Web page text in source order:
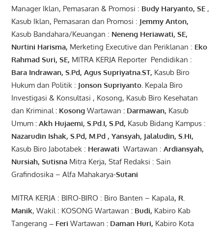
Manager Iklan, Pemasaran & Promosi : Budy Haryanto, SE,
Kasub Iklan, Pemasaran dan Promosi : Jemmy Anton,
Kasub Bandahara/Keuangan : Neneng Heriawati, SE,
Nurtini Harisma, Merketing Executive dan Periklanan : Eko
Rahmad Suri, SE, MITRA KERJA Reporter Pendidikan :
Bara Indrawan, S.Pd, Agus Supriyatna.ST, Kasub Biro
Hukum dan Politik : Jonson Supriyanto. Kepala Biro
Investigasi & Konsultasi , Kosong, Kasub Biro Kesehatan
dan Kriminal : KosongWartawan : Darmawan, Kasub
Umum : Akh Hujaemi, S.Pd.I, S.Pd, Kasub Bidang Kampus :
Nazarudin Ishak, S.Pd, M.Pd, Yansyah, Jalaludin, S.Hi,
Kasub Biro Jabotabek : Herawati Wartawan : Ardiansyah,
Nursiah, SutisnaMitra Kerja, Staf Redaksi : Sain
Grafindosika – Alfa Mahakarya-Sutani
MITRA KERJA : BIRO-BIRO : Biro Banten – Kapala, R.
Manik, Wakil : KOSONG Wartawan : Budi, Kabiro Kab
Tangerang – Feri Wartawan : Daman Huri, Kabiro Kota